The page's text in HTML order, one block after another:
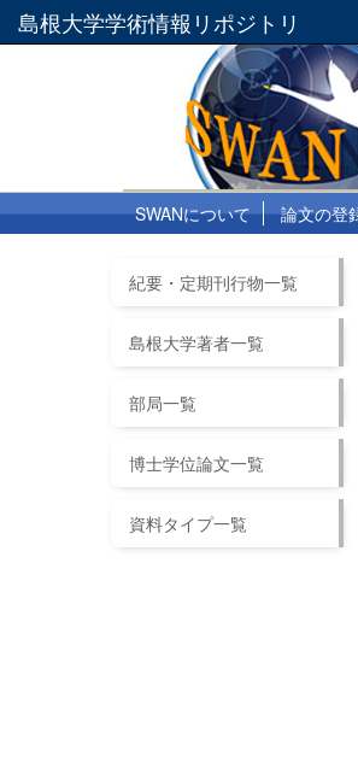
島根大学学術情報リポジトリ
SWANについて 論文の登
紀要・定期刊行物一覧
島根大学著者一覧
部局一覧
博士学位論文一覧
資料タイプ一覧